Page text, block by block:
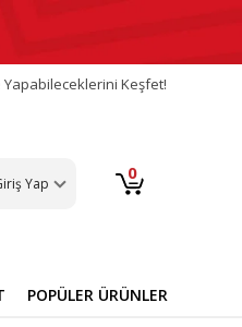
Keşfet!
Yap 0
POPÜLER ÜRÜNLER